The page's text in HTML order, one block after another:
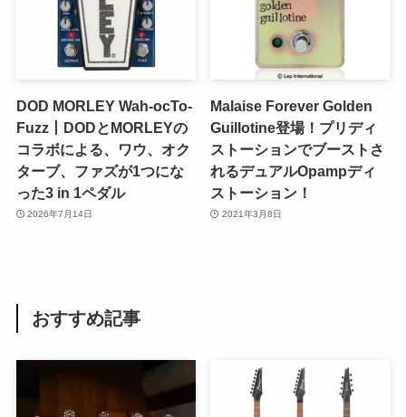
DOD MORLEY Wah-ocTo-
Fuzz丨DODとMORLEYの
コラボによる、ワウ、オク
ターブ、ファズが1つにな
った3 in 1ペダル
2026年7月14日
Malaise Forever Golden
Guillotine登場！プリディ
ストーションでブーストさ
れるデュアルOpampディ
ストーション！
2021年3月8日
おすすめ記事